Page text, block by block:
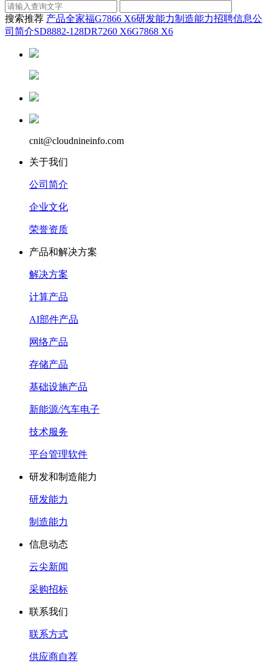
搜索推荐 产品全家福G7866 X6研发能力制造能力招聘信息公
司简介SD8882-128DR7260 X6G7868 X6
cnit@cloudnineinfo.com
关于我们
公司简介
企业文化
荣誉资质
产品和解决方案
解决方案
计算产品
AI部件产品
网络产品
存储产品
基础设施产品
新能源/汽车电子
技术服务
平台管理软件
研发和制造能力
研发能力
制造能力
信息动态
云尖新闻
采购招标
联系我们
联系方式
供应商自荐